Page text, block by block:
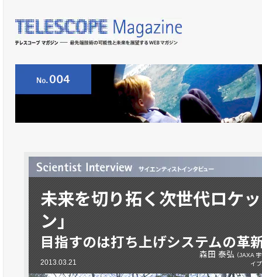
未来を切り拓く次世代ロケッ
ン」
目指すのは打ち上げシステムの革
2013.03.21
森田 泰弘（JAXA
イ